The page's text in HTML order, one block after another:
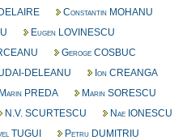
Constantin MOHANU
Eugen LOVINESCU
Geroge COSBUC
DELEANU
Ion CREANGA
Marin PREDA
Marin SORESCU
N.V. SCURTESCU
Nae IONESCU
TUGUI
Petru DUMITRIU